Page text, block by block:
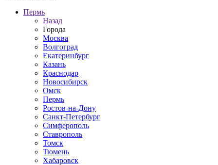
Пермь
Назад
Города
Москва
Волгоград
Екатеринбург
Казань
Краснодар
Новосибирск
Омск
Пермь
Ростов-на-Дону
Санкт-Петербург
Симферополь
Ставрополь
Томск
Тюмень
Хабаровск